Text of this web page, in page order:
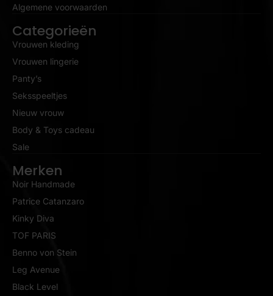
Algemene voorwaarden
Categorieën
Vrouwen kleding
Vrouwen lingerie
Panty’s
Seksspeeltjes
Nieuw vrouw
Body & Toys cadeau
Sale
Merken
Noir Handmade
Patrice Catanzaro
Kinky Diva
TOF PARIS
Benno von Stein
Leg Avenue
Black Level